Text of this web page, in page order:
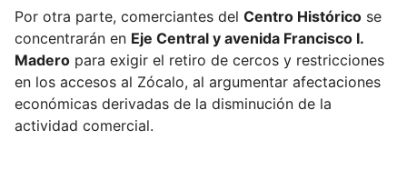
Por otra parte, comerciantes del Centro Histórico se
concentrarán en Eje Central y avenida Francisco I.
Madero para exigir el retiro de cercos y restricciones
en los accesos al Zócalo, al argumentar afectaciones
económicas derivadas de la disminución de la
actividad comercial.